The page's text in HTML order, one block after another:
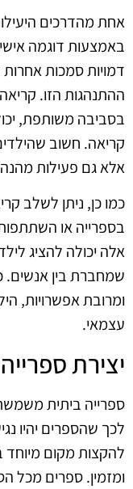
אחת מהדרכים
באמצעות דוגמה
דמויות סמכות
ההתנהגות הזו.
בסביבה משותפת,
קריאה. חשוב
אלא גם פעילות
כמו כן, ניתן לשלב
בספרייה או
אלה יכולה להציג
שמחברת בין אנשים.
ומרובת אפשרויות,
עצמאי.
יצירת
ספרייה ביתית
לכך שהספרים יהיו
להקצות מקום מיוחד
ומזמין. ספרים מכל